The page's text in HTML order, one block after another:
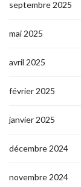
septembre 2025
mai 2025
avril 2025
février 2025
janvier 2025
décembre 2024
novembre 2024